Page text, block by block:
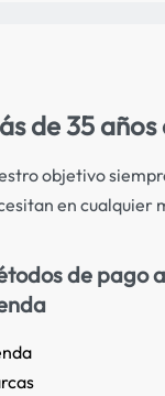
de 35
objetivo
en cualquier
de pago